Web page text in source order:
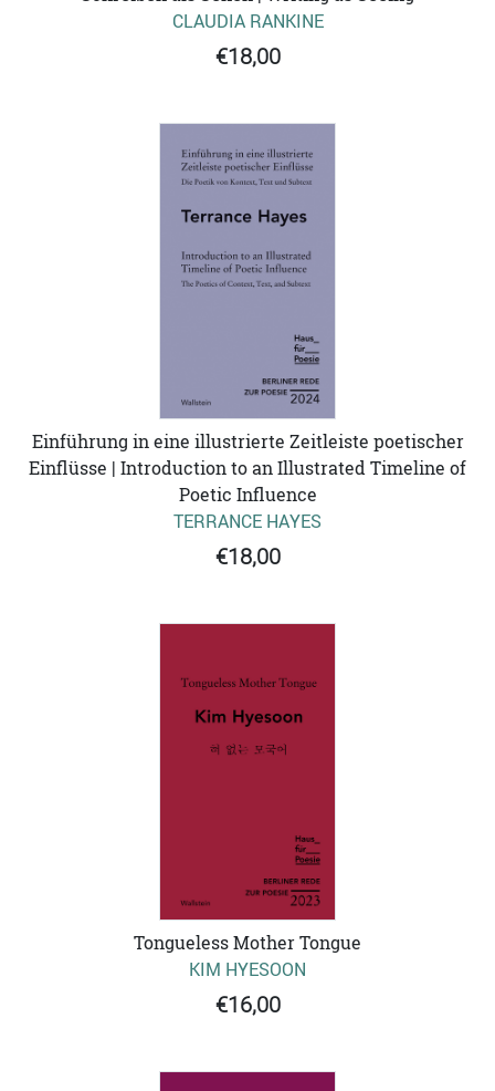
CLAUDIA RANKINE
€18,00
Einführung in eine illustrierte Zeitleiste poetischer
Einflüsse | Introduction to an Illustrated Timeline of
Poetic Influence
TERRANCE HAYES
€18,00
Tongueless Mother Tongue
KIM HYESOON
€16,00